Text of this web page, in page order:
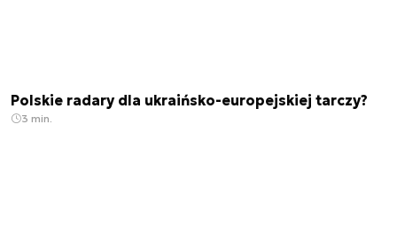
Polskie radary dla ukraińsko-europejskiej tarczy?
3 min.